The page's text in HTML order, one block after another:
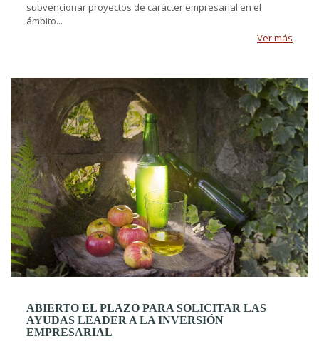
subvencionar proyectos de carácter empresarial en el
ámbito...
Ver más
ABIERTO EL PLAZO PARA SOLICITAR LAS
AYUDAS LEADER A LA INVERSIÓN
EMPRESARIAL